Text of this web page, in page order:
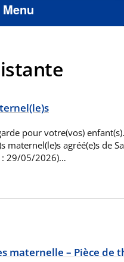
pour votre(vos)
maternel(le)s agréé(e)s de
: 29/05/2026)…
maternelle – Pièce de